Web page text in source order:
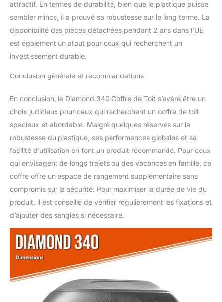
attractif. En termes de durabilité, bien que le plastique puisse
sembler mince, il a prouvé sa robustesse sur le long terme. La
disponibilité des pièces détachées pendant 2 ans dans l’UE
est également un atout pour ceux qui recherchent un
investissement durable.
Conclusion générale et recommandations
En conclusion, le Diamond 340 Coffre de Toit s’avère être un
choix judicieux pour ceux qui recherchent un coffre de toit
spacieux et abordable. Malgré quelques réserves sur la
robustesse du plastique, ses performances globales et sa
facilité d’utilisation en font un produit recommandé. Pour ceux
qui envisagent de longs trajets ou des vacances en famille, ce
coffre offre un espace de rangement supplémentaire sans
compromis sur la sécurité. Pour maximiser la durée de vie du
produit, il est conseillé de vérifier régulièrement les fixations et
d’ajouter des sangles si nécessaire.